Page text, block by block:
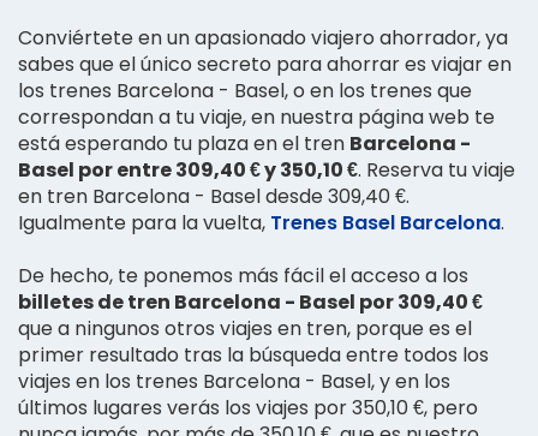
Conviértete en un apasionado viajero ahorrador, ya
sabes que el único secreto para ahorrar es viajar en
los trenes Barcelona - Basel, o en los trenes que
correspondan a tu viaje, en nuestra página web te
está esperando tu plaza en el tren Barcelona -
Basel por entre 309,40 € y 350,10 €. Reserva tu viaje
en tren Barcelona - Basel desde 309,40 €.
Igualmente para la vuelta, Trenes Basel Barcelona.
De hecho, te ponemos más fácil el acceso a los
billetes de tren Barcelona - Basel por 309,40 €
que a ningunos otros viajes en tren, porque es el
primer resultado tras la búsqueda entre todos los
viajes en los trenes Barcelona - Basel, y en los
últimos lugares verás los viajes por 350,10 €, pero